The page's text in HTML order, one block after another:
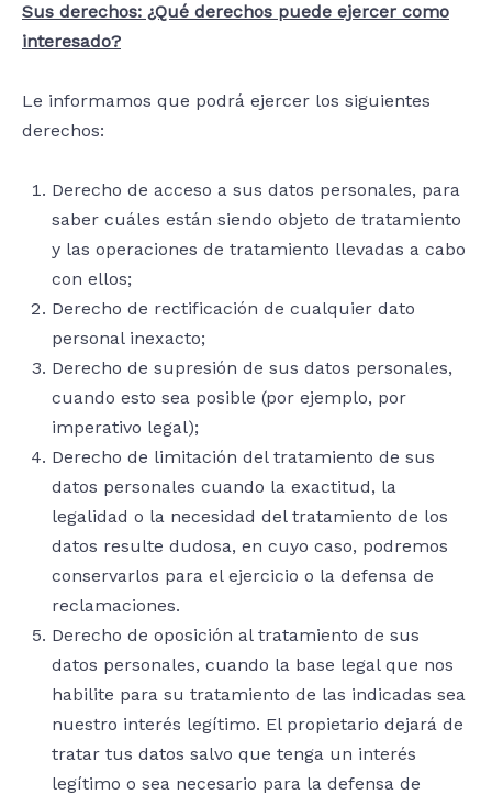
Sus derechos: ¿Qué derechos puede ejercer como
interesado?
Le informamos que podrá ejercer los siguientes
derechos:
Derecho de acceso a sus datos personales, para
saber cuáles están siendo objeto de tratamiento
y las operaciones de tratamiento llevadas a cabo
con ellos;
Derecho de rectificación de cualquier dato
personal inexacto;
Derecho de supresión de sus datos personales,
cuando esto sea posible (por ejemplo, por
imperativo legal);
Derecho de limitación del tratamiento de sus
datos personales cuando la exactitud, la
legalidad o la necesidad del tratamiento de los
datos resulte dudosa, en cuyo caso, podremos
conservarlos para el ejercicio o la defensa de
reclamaciones.
Derecho de oposición al tratamiento de sus
datos personales, cuando la base legal que nos
habilite para su tratamiento de las indicadas sea
nuestro interés legítimo. El propietario dejará de
tratar tus datos salvo que tenga un interés
legítimo o sea necesario para la defensa de